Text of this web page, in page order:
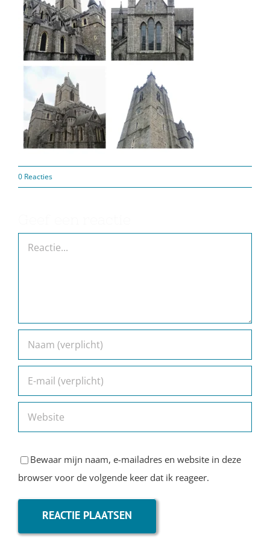
0 Reacties
Reactie
Bewaar mijn naam, e-mailadres en website in deze
browser voor de volgende keer dat ik reageer.